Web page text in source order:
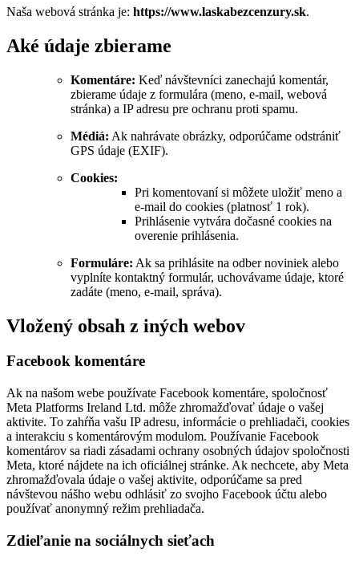
Naša webová stránka je: https://www.laskabezcenzury.sk.
Aké údaje zbierame
Komentáre: Keď návštevníci zanechajú komentár,
zbierame údaje z formulára (meno, e‑mail, webová
stránka) a IP adresu pre ochranu proti spamu.
Médiá: Ak nahrávate obrázky, odporúčame odstrániť
GPS údaje (EXIF).
Cookies:
Pri komentovaní si môžete uložiť meno a
e‑mail do cookies (platnosť 1 rok).
Prihlásenie vytvára dočasné cookies na
overenie prihlásenia.
Formuláre: Ak sa prihlásite na odber noviniek alebo
vyplníte kontaktný formulár, uchovávame údaje, ktoré
zadáte (meno, e‑mail, správa).
Vložený obsah z iných webov
Facebook komentáre
Ak na našom webe používate Facebook komentáre, spoločnosť
Meta Platforms Ireland Ltd. môže zhromažďovať údaje o vašej
aktivite. To zahŕňa vašu IP adresu, informácie o prehliadači, cookies
a interakciu s komentárovým modulom. Používanie Facebook
komentárov sa riadi zásadami ochrany osobných údajov spoločnosti
Meta, ktoré nájdete na ich oficiálnej stránke. Ak nechcete, aby Meta
zhromažďovala údaje o vašej aktivite, odporúčame sa pred
návštevou nášho webu odhlásiť zo svojho Facebook účtu alebo
používať anonymný režim prehliadača.
Zdieľanie na sociálnych sieťach